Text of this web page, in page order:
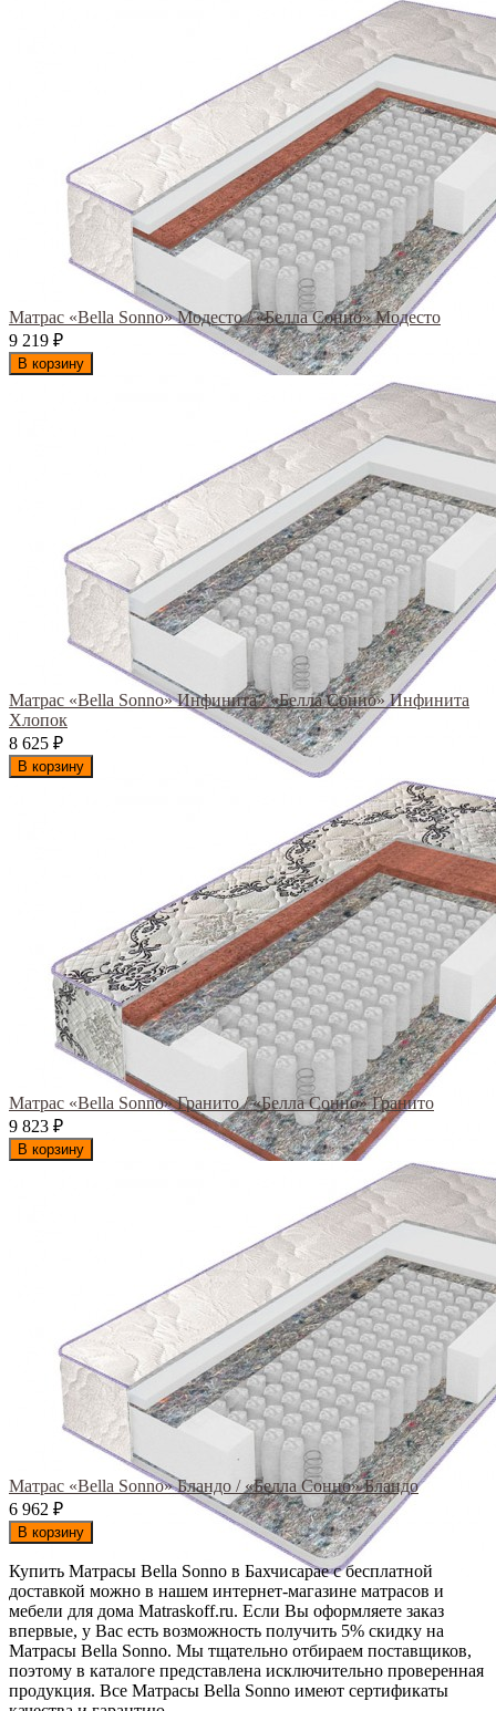
Матрас «Bella Sonno» Модесто / «Белла Сонно» Модесто
9 219 ₽
В корзину
Матрас «Bella Sonno» Инфинита / «Белла Сонно» Инфинита
Хлопок
8 625 ₽
В корзину
Матрас «Bella Sonno» Гранито / «Белла Сонно» Гранито
9 823 ₽
В корзину
Матрас «Bella Sonno» Бландо / «Белла Сонно» Бландо
6 962 ₽
В корзину
Купить Матрасы Bella Sonno в Бахчисарае с бесплатной
доставкой можно в нашем интернет-магазине матрасов и
мебели для дома Matraskoff.ru. Если Вы оформляете заказ
впервые, у Вас есть возможность получить 5% скидку на
Матрасы Bella Sonno. Мы тщательно отбираем поставщиков,
поэтому в каталоге представлена исключительно проверенная
продукция. Все Матрасы Bella Sonno имеют сертификаты